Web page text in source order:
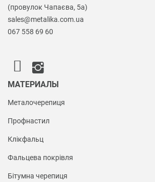
(провулок Чапаєва, 5а)
sales@metalika.com.ua
067 558 69 60
МАТЕРИАЛЫ
Металочерепиця
Профнастил
Клікфальц
Фальцева покрівля
Бітумна черепиця